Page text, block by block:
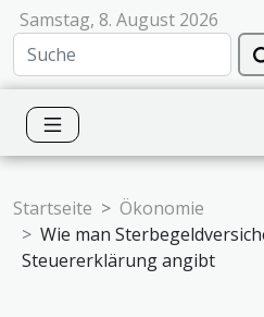
Samstag, 8. August 2026
Startseite
Ökonomie
Wie man
Steuererklärung angibt